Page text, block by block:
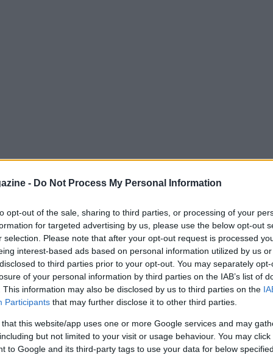
- Do Not Process My Personal Information
opt-out of the sale, sharing to third parties, or processing of your
for targeted advertising by us, please use the below opt-out
selection. Please note that after your opt-out request is processed
interest-based ads based on personal information utilized by us
to third parties prior to your opt-out. You may separately
of your personal information by third parties on the IAB’s list of
This information may also be disclosed by us to third parties on the
Participants that may further disclose it to other third parties.
that this website/app uses one or more Google services and may
but not limited to your visit or usage behaviour. You may
to Google and its third-party tags to use your data for below
di ritmo, profondità e continuità tra le due
per 108-90 nella notte del6 maggio
da parte di Oklahoma City che ha sfruttato
delle gare. Dallaltra parte, le parole di
consecutiva tradiscono una
è giù, ma «ha ancora vita», come